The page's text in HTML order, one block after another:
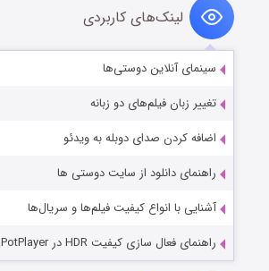
لینک‌های کاربردی
سینمای آنلاین دوستی‌ها
تغییر زبان فیلم‌های دو زبانه
اضافه کردن صدای دوبله به ویدئو
راهنمای دانلود از سایت دوستی ها
آشنایی با انواع کیفیت فیلم‌ها و سریال‌ها
راهنمای فعال سازی کیفیت HDR در PotPlayer